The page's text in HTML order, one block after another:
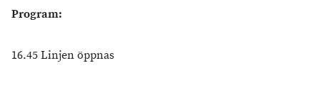
Program:
16.45 Linjen öppnas